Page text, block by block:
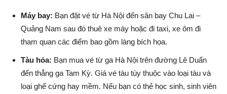
Máy bay: Bạn đặt vé từ Hà Nội đến sân bay Chu Lai –
Quảng Nam sau đó thuê xe máy hoặc đi taxi, xe ôm đi
tham quan các điểm bao gồm làng bích họa.
Tàu hỏa: Bạn mua vé từ ga Hà Nội trên đường Lê Duẩn
đến thẳng ga Tam Kỳ. Giá vé tàu tùy thuộc vào loại tàu và
loại ghế cứng hay mềm. Nếu bạn có thẻ học sinh, sinh viên